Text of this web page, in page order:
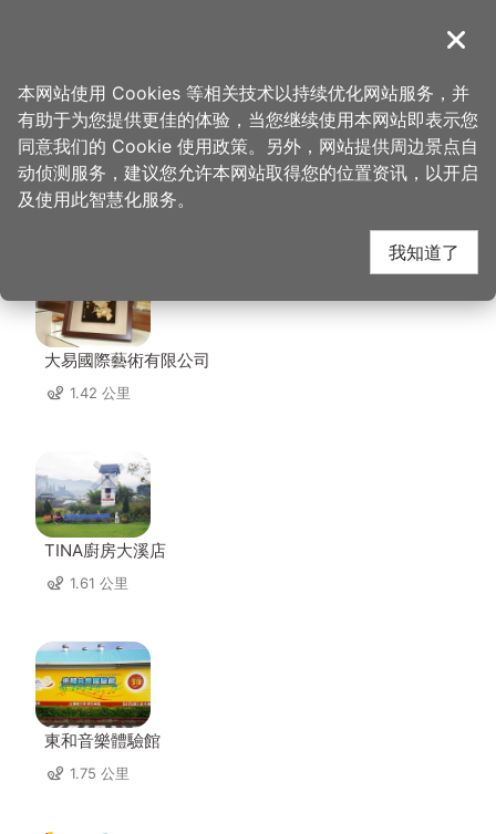
導覽
首页 > 想去的地方 > 住宿 > 大溪甘单朴宿
大溪甘单朴宿 周边店家
大易國際藝術有限公司
1.42 公里
TINA廚房大溪店
1.61 公里
東和音樂體驗館
1.75 公里
关闭
本网站使用 Cookies 等相关技术以持续优化网站服务，并
有助于为您提供更佳的体验，当您继续使用本网站即表示您
同意我们的 Cookie 使用政策。另外，网站提供周边景点自
动侦测服务，建议您允许本网站取得您的位置资讯，以开启
及使用此智慧化服务。
我知道了